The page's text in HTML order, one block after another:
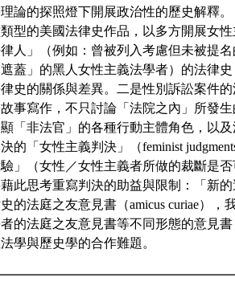
論的探照燈下開展政治性的歷史解釋。
型的美國法律史作品，以多方開展女性
人」（例如：曾被列入考慮但未被提
蓋」的黑人女性主義法學者）的法律
史的關係與差異。二是性別訴訟案件
事寫作，不只討論「法院之內」所發
「非法官」的各種行動主體角色，以
的「女性主義判決」（feminist
」（女性／女性主義者所做的裁斷是
此思考重寫判決的助益與限制：「新
的法庭之友意見書（amicus curiae），
的法庭之友意見書等不同形態的意見
學與歷史學的合作難題。